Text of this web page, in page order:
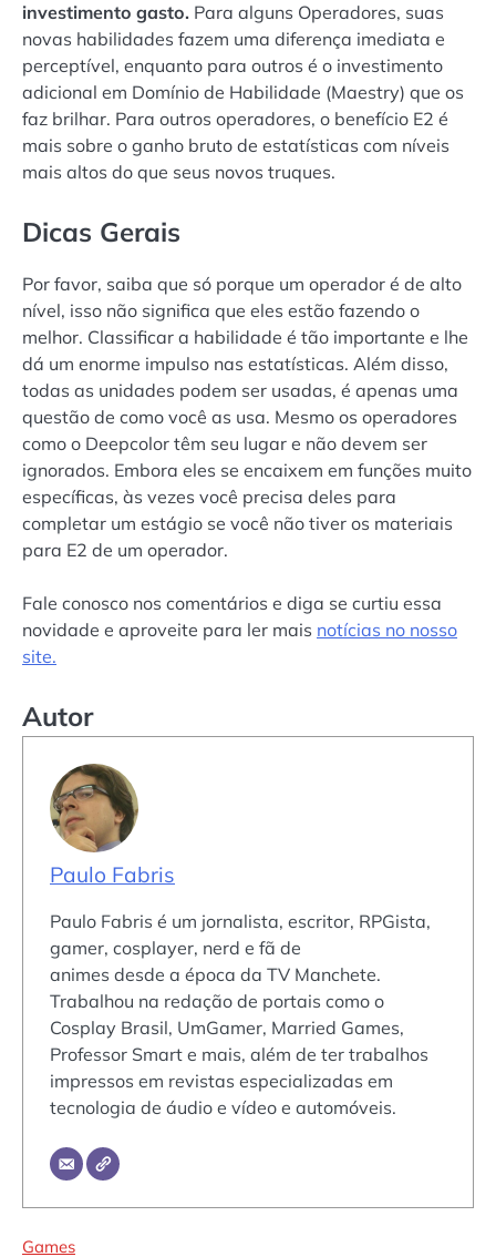
investimento gasto. Para alguns Operadores, suas
novas habilidades fazem uma diferença imediata e
perceptível, enquanto para outros é o investimento
adicional em Domínio de Habilidade (Maestry) que os
faz brilhar. Para outros operadores, o benefício E2 é
mais sobre o ganho bruto de estatísticas com níveis
mais altos do que seus novos truques.
Dicas Gerais
Por favor, saiba que só porque um operador é de alto
nível, isso não significa que eles estão fazendo o
melhor. Classificar a habilidade é tão importante e lhe
dá um enorme impulso nas estatísticas. Além disso,
todas as unidades podem ser usadas, é apenas uma
questão de como você as usa. Mesmo os operadores
como o Deepcolor têm seu lugar e não devem ser
ignorados. Embora eles se encaixem em funções muito
específicas, às vezes você precisa deles para
completar um estágio se você não tiver os materiais
para E2 de um operador.
Fale conosco nos comentários e diga se curtiu essa
novidade e aproveite para ler mais notícias no nosso
site.
Autor
Paulo Fabris
Paulo Fabris é um jornalista, escritor, RPGista,
gamer, cosplayer, nerd e fã de
animes desde a época da TV Manchete.
Trabalhou na redação de portais como o
Cosplay Brasil, UmGamer, Married Games,
Professor Smart e mais, além de ter trabalhos
impressos em revistas especializadas em
tecnologia de áudio e vídeo e automóveis.
Games